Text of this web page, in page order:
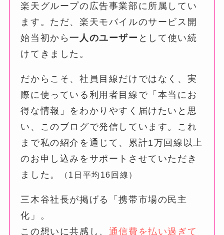
楽天グループの広告事業部に所属してい
ます。ただ、楽天モバイルのサービス開
始当初から一人のユーザー として使い続
けてきました。
だからこそ、社員目線だけではなく、実
際に使っている利用者目線で「本当にお
得な情報」をわかりやすく届けたいと思
い、このブログで発信しています。これ
まで私の紹介を通じて、累計1万回線以上
のお申し込みをサポートさせていただき
ました。
（1日平均16回線）
三木谷社長が掲げる「携帯市場の民主
化」。
この想いに共感し、 通信費を払い過ぎて